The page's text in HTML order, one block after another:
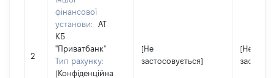
2
фінансової
установи:
АТ
КБ
"Приватбанк"
Тип рахунку:
[Конфіденційна
[Не
застосовується]
[Не